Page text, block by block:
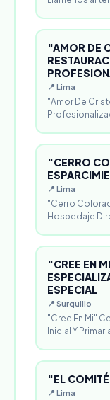
"AMOR DE
📍 Lima
"Amor De
"CERRO
📍 Lima
"Cerro
Hospedaje
"CREE EN
ESPECIAL
📍 Surquillo
"Cree En Mi"
Inicial Y
"EL
📍 Lima